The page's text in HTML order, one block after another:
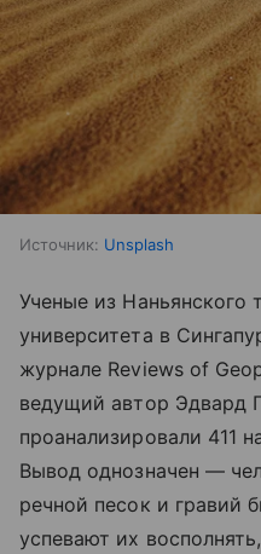
Источник: Unsplash
Ученые из Наньянского
университета в
журнале Reviews of
ведущий автор Эдвард
проанализировали 411
Вывод однозначен —
речной песок и гравий
успевают их